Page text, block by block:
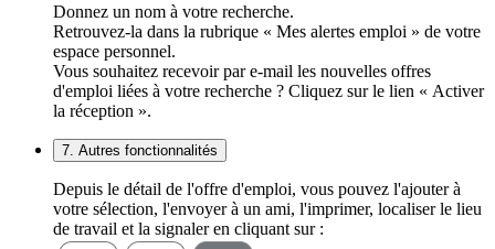
Donnez un nom à votre recherche.
Retrouvez-la dans la rubrique « Mes alertes emploi » de votre
espace personnel.
Vous souhaitez recevoir par e-mail les nouvelles offres
d'emploi liées à votre recherche ? Cliquez sur le lien « Activer
la réception ».
7. Autres fonctionnalités
Depuis le détail de l'offre d'emploi, vous pouvez l'ajouter à
votre sélection, l'envoyer à un ami, l'imprimer, localiser le lieu
de travail et la signaler en cliquant sur :